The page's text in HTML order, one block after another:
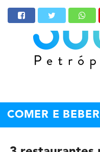
COMER E BEBER